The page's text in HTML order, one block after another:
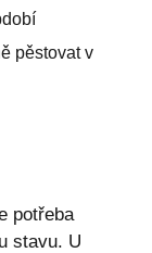
pěstovat v
potřeba
stavu. U